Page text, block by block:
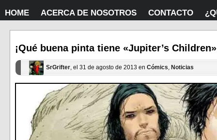
HOME ACERCA DE NOSOTROS CONTACTO
¡Qué buena pinta tiene «Jupiter’s
SrGrifter, el 31 de agosto de 2013 en Cómics, Noticias